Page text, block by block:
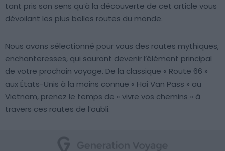
tant pris son sens qu’à la découverte de cet article vous
dévoilant les plus belles routes du monde.
Nous avons sélectionné pour vous des routes mythiques,
enchanteresses, qui sauront devenir l’élément principal
de votre prochain voyage. De la classique « Route 66 »
aux États-Unis à la moins connue « Hai Van Pass » au
Vietnam, prenez le temps de « vivre vos chemins » à
travers ces routes de l’oubli.